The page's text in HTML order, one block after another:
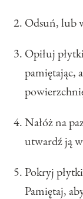
Odsuń, lub
Opiłuj
pamiętając,
Nałóż na
utwardź ją
Pokryj
Pamiętaj,